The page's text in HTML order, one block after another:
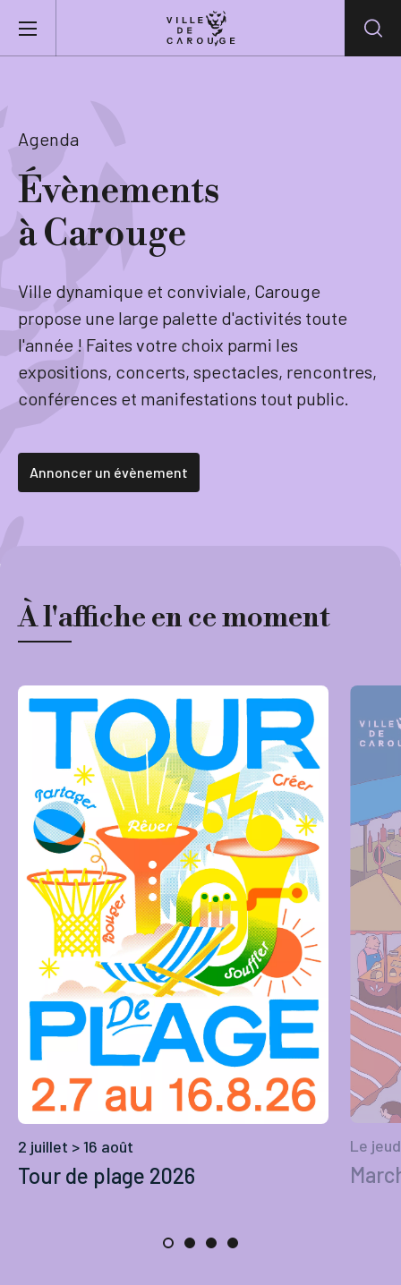
Mairie
Vie pratique
Actualités
Agenda
Lieux
CAROUGE SE CONSTRUIT
Agenda
Évènements
à Carouge
Ville dynamique et conviviale, Carouge
propose une large palette d'activités toute
l'année ! Faites votre choix parmi les
expositions, concerts, spectacles, rencontres,
conférences et manifestations tout public.
Annoncer un évènement
À l'affiche en ce moment
2 juillet > 16 août
Tour de plage 2026
Le